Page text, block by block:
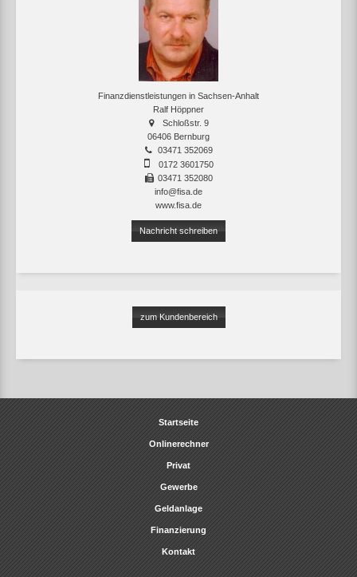
Finanzdienstleistungen in Sachsen-Anhalt
Ralf Höppner
Schloßstr. 9
06406 Bernburg
03471 352069
0172 3601750
03471 352080
info@fisa.de
www.fisa.de
Nachricht schreiben
zum Kundenbereich
Startseite
Onlinerechner
Privat
Gewerbe
Geldanlage
Finanzierung
Kontakt